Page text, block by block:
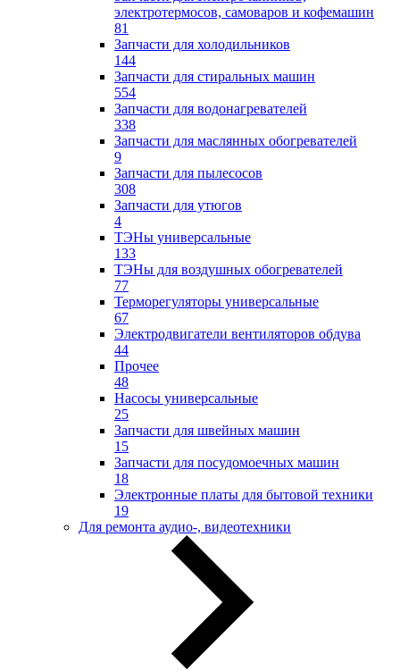
электротермосов, самоваров и кофемашин
81
Запчасти для холодильников
144
Запчасти для стиральных машин
554
Запчасти для водонагревателей
338
Запчасти для маслянных обогревателей
9
Запчасти для пылесосов
308
Запчасти для утюгов
4
ТЭНы универсальные
133
ТЭНы для воздушных обогревателей
77
Терморегуляторы универсальные
67
Электродвигатели вентиляторов обдува
44
Прочее
48
Насосы универсальные
25
Запчасти для швейных машин
15
Запчасти для посудомоечных машин
18
Электронные платы для бытовой техники
19
Для ремонта аудио-, видеотехники